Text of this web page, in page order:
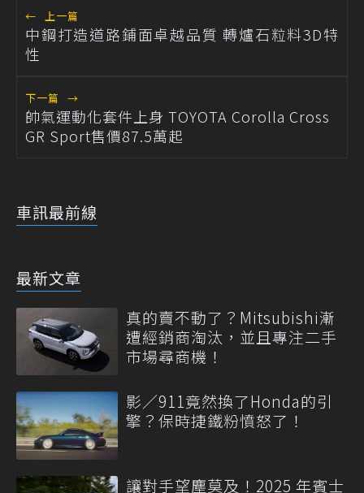
← 上一篇
中鋼打造道路鋪面卓越品質 轉爐石粒料3D特
性
下一篇 →
帥氣運動化套件上身 TOYOTA Corolla Cross
GR Sport售價87.5萬起
車訊最前線
最新文章
真的賣不動了？Mitsubishi漸
遭經銷商淘汰，並且專注二手
市場尋商機！
影／911竟然換了Honda的引
擎？保時捷鐵粉憤怒了！
讓對手望塵莫及！2025 年賓士